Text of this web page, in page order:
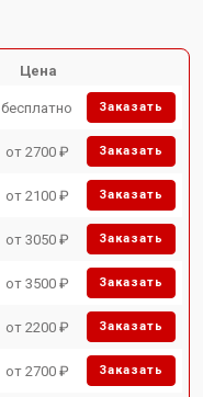
Цена
бесплатно Заказать
от 2700 ₽ Заказать
от 2100 ₽ Заказать
от 3050 ₽ Заказать
от 3500 ₽ Заказать
от 2200 ₽ Заказать
от 2700 ₽ Заказать